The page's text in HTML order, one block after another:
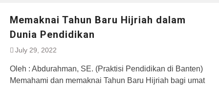
Memaknai Tahun Baru Hijriah dalam
Dunia Pendidikan
July 29, 2022
Oleh : Abdurahman, SE. (Praktisi Pendidikan di Banten)
Memahami dan memaknai Tahun Baru Hijriah bagi umat